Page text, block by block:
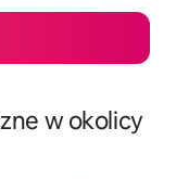
w okolicy